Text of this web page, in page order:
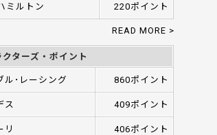
ミルトン 220ポイント
READ MORE >
ターズ・ポイント
ル･レーシング 860ポイント
ス 409ポイント
リ 406ポイント